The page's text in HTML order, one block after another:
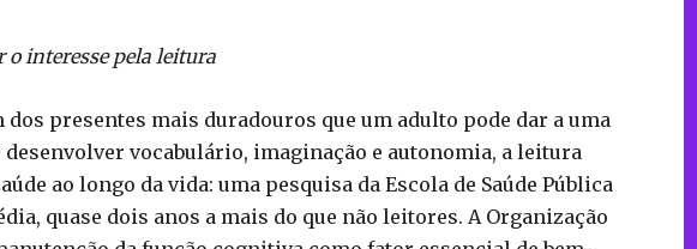
interesse pela leitura
presentes mais duradouros que um adulto pode dar a uma
vocabulário, imaginação e autonomia, a leitura
ao longo da vida: uma pesquisa da Escola de Saúde Pública
quase dois anos a mais do que não leitores. A Organização